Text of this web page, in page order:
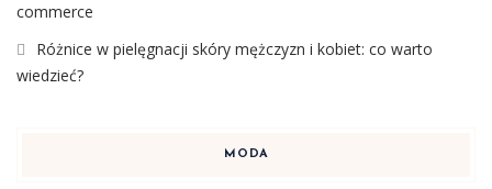
commerce
Różnice w pielęgnacji skóry mężczyzn i kobiet: co warto
wiedzieć?
MODA